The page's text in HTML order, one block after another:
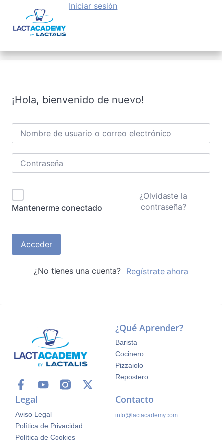
Iniciar sesión
¡Hola, bienvenido de nuevo!
Mantenerme conectado
¿Olvidaste la
contraseña?
Acceder
¿No tienes una cuenta? Regístrate ahora
¿Qué Aprender?
Barista
Cocinero
Pizzaiolo
Repostero
Legal
Aviso Legal
Política de Privacidad
Política de Cookies
Contacto
info@lactacademy.com